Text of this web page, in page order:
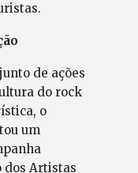
de ações
do rock
o
um
dos Artistas